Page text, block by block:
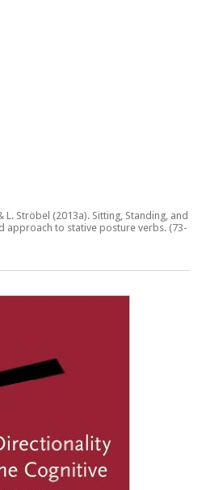
L. Ströbel (2013a). Sitting, Standing, and
approach to stative posture verbs. (73-